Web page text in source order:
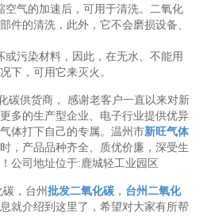
空气的加速后，可用于清洗。二氧化
件的清洗，此外，它不会磨损设备、
或污染材料，因此，在无水、不能用
下，可用它来灭火。
碳供货商， 感谢老客户一直以来对新
多的生产型企业、电子行业提供优异
体打下自己的专属。温州市新旺气体
，产品品种齐全、质优价廉，深受生
公司地址位于:鹿城轻工业园区
碳，台州批发二氧化碳 ， 台州二氧化
就介绍到这里了，希望对大家有所帮